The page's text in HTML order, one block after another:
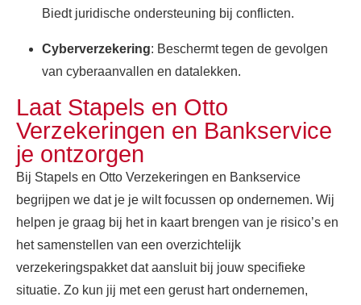
Biedt juridische ondersteuning bij conflicten.
Cyberverzekering: Beschermt tegen de gevolgen
van cyberaanvallen en datalekken.
Laat Stapels en Otto
Verzekeringen en Bankservice
je ontzorgen
Bij Stapels en Otto Verzekeringen en Bankservice
begrijpen we dat je je wilt focussen op ondernemen. Wij
helpen je graag bij het in kaart brengen van je risico’s en
het samenstellen van een overzichtelijk
verzekeringspakket dat aansluit bij jouw specifieke
situatie. Zo kun jij met een gerust hart ondernemen,